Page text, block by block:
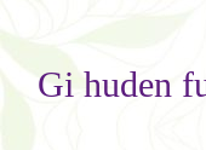
Gi huden